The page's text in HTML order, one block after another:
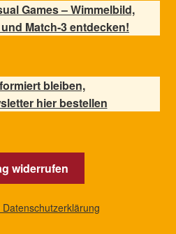
Games – Wimmelbild,
Match-3 entdecken!
bleiben,
hier bestellen
widerrufen